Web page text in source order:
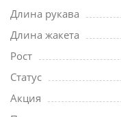
Длина рукава
Длина жакета
Рост
Статус
Акция